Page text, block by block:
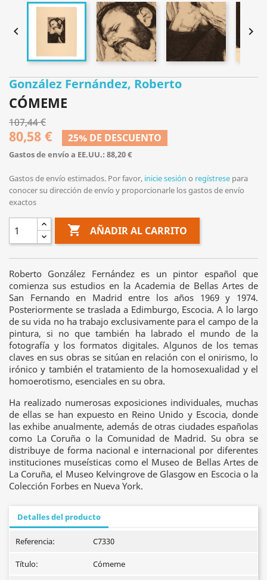
 
González Fernández, Roberto
CÓMEME
107,44 €
80,58 € 25% DE DESCUENTO
Gastos de envío a EE.UU.: 88,20 €
Gastos de envío estimados. Por favor, inicie sesión o regístrese para
conocer su dirección de envío y proporcionarle los gastos de envío
exactos
 AÑADIR AL CARRITO
Roberto González Fernández es un pintor español que
comienza sus estudios en la Academia de Bellas Artes de
San Fernando en Madrid entre los años 1969 y 1974.
Posteriormente se traslada a Edimburgo, Escocia. A lo largo
de su vida no ha trabajo exclusivamente para el campo de la
pintura, si no que también ha labrado el mundo de la
fotografía y los formatos digitales. Algunos de los temas
claves en sus obras se sitúan en relación con el onirismo, lo
irónico y también el tratamiento de la homosexualidad y el
homoerotismo, esenciales en su obra.
Ha realizado numerosas exposiciones individuales, muchas
de ellas se han expuesto en Reino Unido y Escocia, donde
las exhibe anualmente, además de otras ciudades españolas
como La Coruña o la Comunidad de Madrid. Su obra se
distribuye de forma nacional e internacional por diferentes
instituciones museísticas como el Museo de Bellas Artes de
La Coruña, el Museo Kelvingrove de Glasgow en Escocia o la
Colección Forbes en Nueva York.
Detalles del producto
Referencia: C7330
Título: Cómeme